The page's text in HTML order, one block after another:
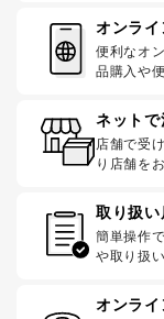
オンラ
便利なオ
品購入や
ネットで
店舗で受
り店舗を
取り扱
簡単操作
や取り扱
オンラ